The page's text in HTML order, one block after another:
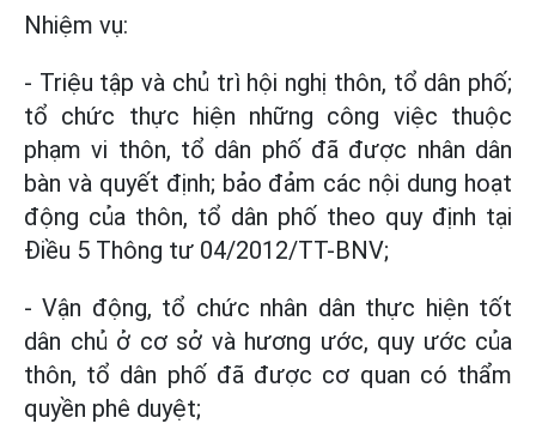
Nhiệm vụ:
- Triệu tập và chủ trì hội nghị thôn, tổ dân phố;
tổ chức thực hiện những công việc thuộc
phạm vi thôn, tổ dân phố đã được nhân dân
bàn và quyết định; bảo đảm các nội dung hoạt
động của thôn, tổ dân phố theo quy định tại
Điều 5 Thông tư 04/2012/TT-BNV;
- Vận động, tổ chức nhân dân thực hiện tốt
dân chủ ở cơ sở và hương ước, quy ước của
thôn, tổ dân phố đã được cơ quan có thẩm
quyền phê duyệt;